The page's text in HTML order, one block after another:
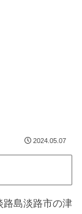
2024.05.07
路島淡路市の津